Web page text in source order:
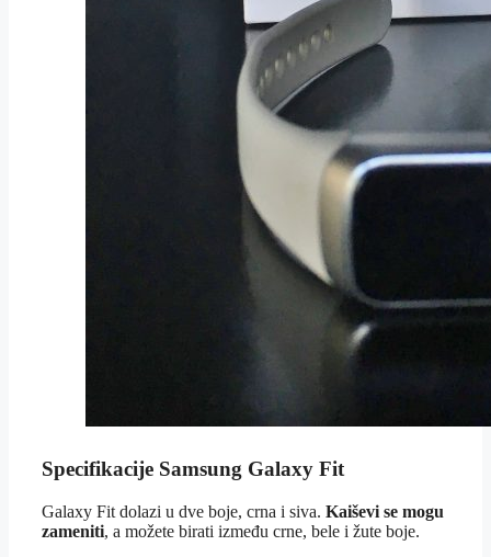
Specifikacije Samsung Galaxy Fit
Galaxy Fit dolazi u dve boje, crna i siva. Kaiševi se mogu
zameniti, a možete birati između crne, bele i žute boje.